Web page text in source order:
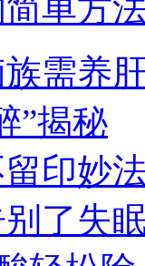
单方
需养
”揭秘
印妙
了失